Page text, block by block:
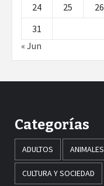
24
25 26
31
« Jun
Categorías
ADULTOS ANIMALES
CULTURA Y SOCIEDAD